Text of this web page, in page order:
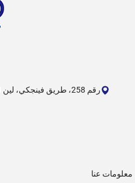
معلومات عنا